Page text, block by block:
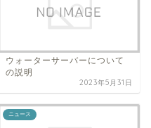
ウォーターサーバーについて
の説明
2023年5月31日
ニュース